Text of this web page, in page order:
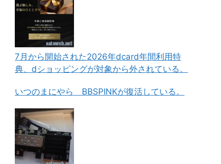
7月から開始された2026年dcard年間利用特
典、dショッピングが対象から外されている。
いつのまにやら BBSPINKが復活している。